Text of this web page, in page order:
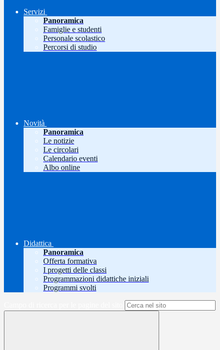
Servizi
Panoramica
Famiglie e studenti
Personale scolastico
Percorsi di studio
Novità
Panoramica
Le notizie
Le circolari
Calendario eventi
Albo online
Didattica
Panoramica
Offerta formativa
I progetti delle classi
Programmazioni didattiche iniziali
Programmi svolti